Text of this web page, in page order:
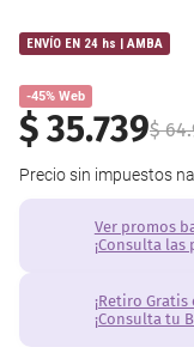
ENVÍO EN 24 hs | AMBA
-45% Web
$35.739$ 64.
Precio sin impuestos
Ver promos
¡Consulta
¡Retiro
¡Consulta tu